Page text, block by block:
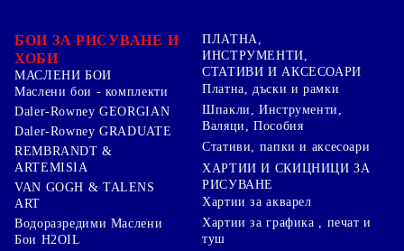
БОИ ЗА РИСУВАНЕ И
ХОБИ
МАСЛЕНИ БОИ
Маслени бои - комплекти
Daler-Rowney GEORGIAN
Daler-Rowney GRADUATE
REMBRANDT &
ARTEMISIA
VAN GOGH & TALENS
ART
Водоразредими Маслени
Бои H2OIL
ПЛАТНА,
ИНСТРУМЕНТИ,
СТАТИВИ И АКСЕСОАРИ
Платна, дъски и рамки
Шпакли, Инструменти,
Валяци, Пособия
Стативи, папки и аксесоари
ХАРТИИ И СКИЦНИЦИ ЗА
РИСУВАНЕ
Хартии за акварел
Хартии за графика , печат и
туш